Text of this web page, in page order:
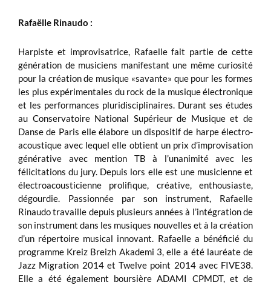
Rafaëlle Rinaudo :
Harpiste et improvisatrice, Rafaelle fait partie de cette
génération de musiciens manifestant une même curiosité
pour la création de musique «savante» que pour les formes
les plus expérimentales du rock de la musique électronique
et les performances pluridisciplinaires. Durant ses études
au Conservatoire National Supérieur de Musique et de
Danse de Paris elle élabore un dispositif de harpe électro-
acoustique avec lequel elle obtient un prix d’improvisation
générative avec mention TB à l’unanimité avec les
félicitations du jury. Depuis lors elle est une musicienne et
électroacousticienne prolifique, créative, enthousiaste,
dégourdie. Passionnée par son instrument, Rafaelle
Rinaudo travaille depuis plusieurs années à l’intégration de
son instrument dans les musiques nouvelles et à la création
d’un répertoire musical innovant. Rafaelle a bénéficié du
programme Kreiz Breizh Akademi 3, elle a été lauréate de
Jazz Migration 2014 et Twelve point 2014 avec FIVE38.
Elle a été également boursière ADAMI CPMDT, et de